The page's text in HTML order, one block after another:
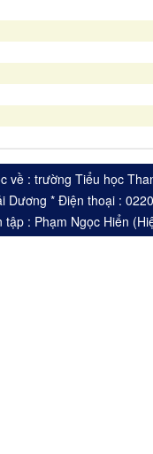
về : trường Tiểu học
* Điện thoại :
tập : Phạm Ngọc Hiển